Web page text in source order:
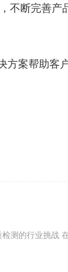
不断完善产
方案帮助客
测的行业挑战